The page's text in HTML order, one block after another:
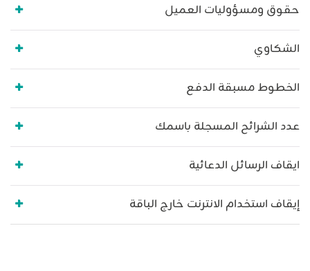
حقوق ومسؤوليات العميل
الشكاوي
الخطوط مسبقة الدفع
عدد الشرائح المسجلة باسمك
ايقاف الرسائل الدعائية
إيقاف استخدام الانترنت خارج الباقة